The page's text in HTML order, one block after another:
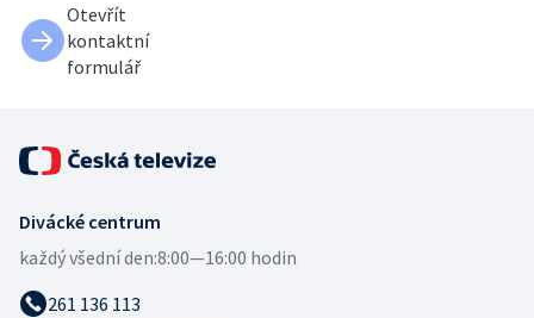
Otevřít
kontaktní
formulář
Divácké centrum
každý všední den:8:00—16:00 hodin
261 136 113